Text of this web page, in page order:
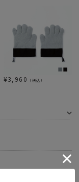
¥3,960 （税込）